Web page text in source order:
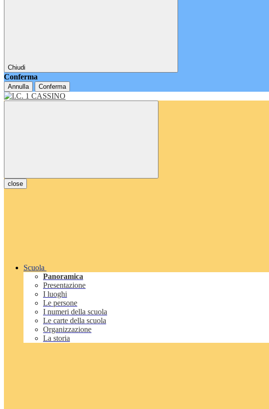
Chiudi
Conferma
Annulla Conferma
close
Scuola
Panoramica
Presentazione
I luoghi
Le persone
I numeri della scuola
Le carte della scuola
Organizzazione
La storia